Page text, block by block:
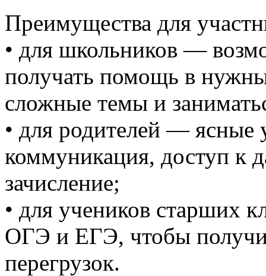
Преимущества для
• для школьников —
получать помощь в
сложные темы и
• для родителей — ясные
коммуникация, доступ к
зачисление;
• для учеников старших
ОГЭ и ЕГЭ, чтобы
перегрузок.